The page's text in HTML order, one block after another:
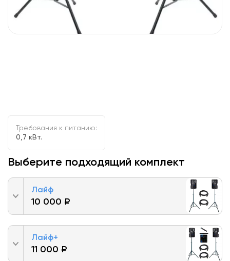
Требования к питанию:
0,7 кВт.
Выберите подходящий комплект
Лайф
10 000 ₽
Лайф+
11 000 ₽